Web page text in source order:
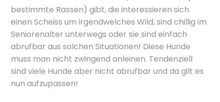
bestimmte Rassen) gibt, die interessieren sich
einen Scheiss um irgendwelches Wild, sind chillig im
Seniorenalter unterwegs oder sie sind einfach
abrufbar aus solchen Situationen! Diese Hunde
muss man nicht zwingend anleinen. Tendenziell
sind viele Hunde aber nicht abrufbar und da gilt es
nun aufzupassen!